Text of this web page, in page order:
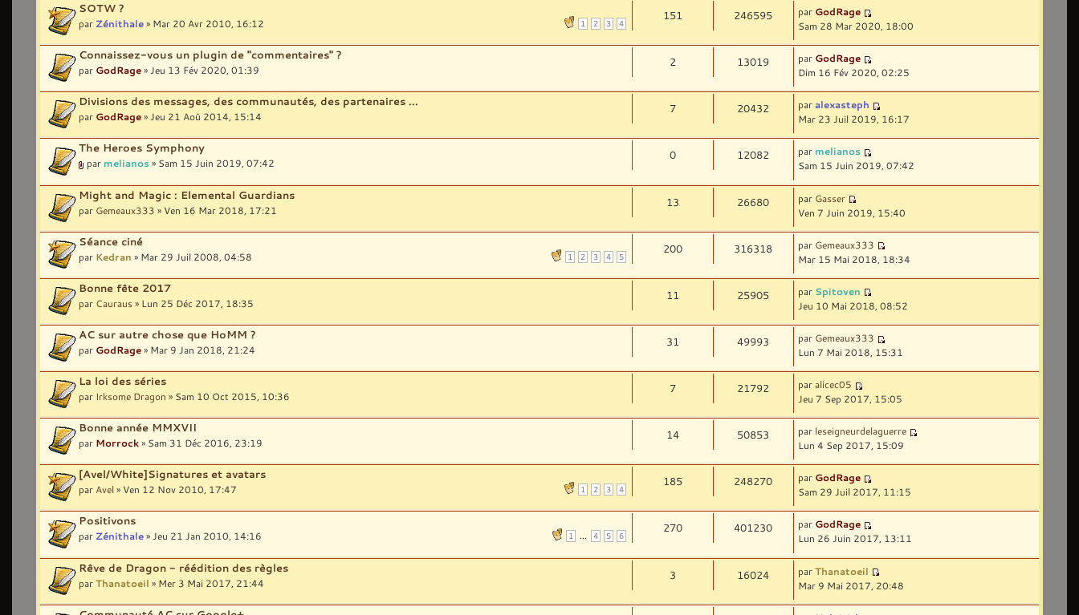
SOTW ?
1 2 3 4
par Zénithale» Mar 20 Avr 2010, 16:12
151 246595 par GodRage
Sam 28 Mar 2020, 18:00
Connaissez-vous un plugin de "commentaires" ?
par GodRage» Jeu 13 Fév 2020, 01:39
2 13019 par GodRage
Dim 16 Fév 2020, 02:25
Divisions des messages, des communautés, des partenaires ...
par GodRage» Jeu 21 Aoû 2014, 15:14
7 20432 paralexasteph
Mar 23 Juil 2019, 16:17
The Heroes Symphony
par melianos» Sam 15 Juin 2019, 07:42
0 12082 par melianos
Sam 15 Juin 2019, 07:42
Might and Magic : Elemental Guardians
par Gemeaux333 » Ven 16 Mar 2018, 17:21
13 26680 par Gasser
Ven 7 Juin 2019, 15:40
Séance ciné
1 2 3 4 5
par Kedran » Mar 29 Juil 2008, 04:58
200 316318 par Gemeaux333
Mar 15 Mai 2018, 18:34
Bonne fête 2017
par Cauraus» Lun 25 Déc 2017, 18:35
11 25905 par Spitoven
Jeu 10 Mai 2018, 08:52
AC sur autre chose que HoMM ?
par GodRage» Mar 9 Jan 2018, 21:24
31 49993 par Gemeaux333
Lun 7 Mai 2018, 15:31
La loi des séries
par Irksome Dragon » Sam 10 Oct 2015, 10:36
7 21792 paralicec05
Jeu 7 Sep 2017, 15:05
Bonne année MMXVII
par Morrock» Sam 31 Déc 2016, 23:19
14 50853 par leseigneurdelaguerre
Lun 4 Sep 2017, 15:09
[Avel/White]Signatures et avatars
1 2 3 4
par Avel» Ven 12 Nov 2010, 17:47
185 248270 par GodRage
Sam 29 Juil 2017, 11:15
Positivons
1 ... 4 5 6
par Zénithale» Jeu 21 Jan 2010, 14:16
270 401230 par GodRage
Lun 26 Juin 2017, 13:11
Rêve de Dragon - réédition des règles
parThanatoeil » Mer 3 Mai 2017, 21:44
3 16024 parThanatoeil
Mar 9 Mai 2017, 20:48